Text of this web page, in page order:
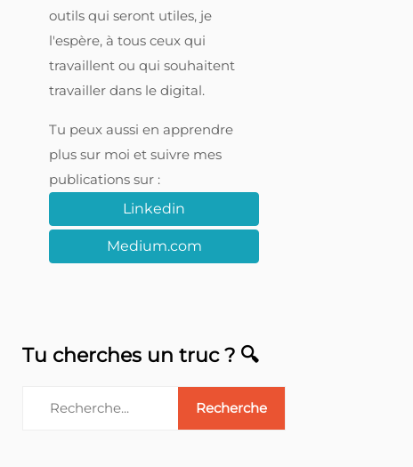
outils qui seront utiles, je
l'espère, à tous ceux qui
travaillent ou qui souhaitent
travailler dans le digital.
Tu peux aussi en apprendre
plus sur moi et suivre mes
publications sur :
Linkedin
Medium.com
Tu cherches un truc ? 🔍